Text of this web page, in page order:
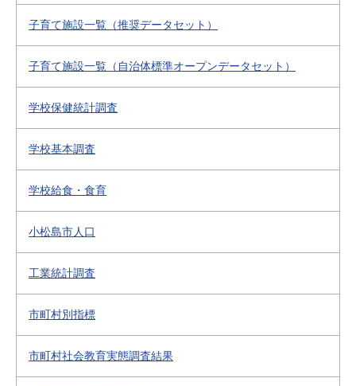
子育て施設一覧（推奨データセット）
子育て施設一覧（自治体標準オープンデータセット）
学校保健統計調査
学校基本調査
学校給食・食育
小松島市人口
工業統計調査
市町村別指標
市町村社会教育実態調査結果